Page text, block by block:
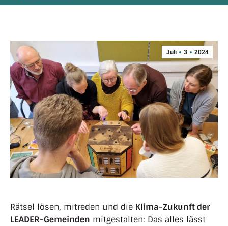
Juli 3 2024
Rätsel lösen, mitreden und die Klima-Zukunft der
LEADER-Gemeinden mitgestalten: Das alles lässt